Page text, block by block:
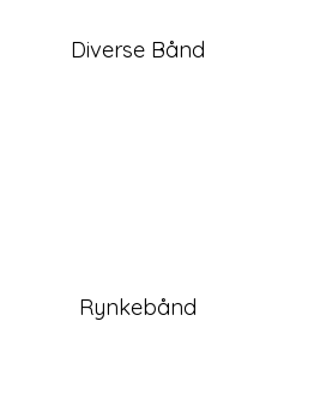
Diverse Bånd
Rynkebånd